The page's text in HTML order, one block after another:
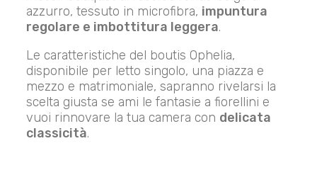
azzurro, tessuto in microfibra, impuntura
regolare e imbottitura leggera.
Le caratteristiche del boutis Ophelia,
disponibile per letto singolo, una piazza e
mezzo e matrimoniale, sapranno rivelarsi la
scelta giusta se ami le fantasie a fiorellini e
vuoi rinnovare la tua camera con delicata
classicità.